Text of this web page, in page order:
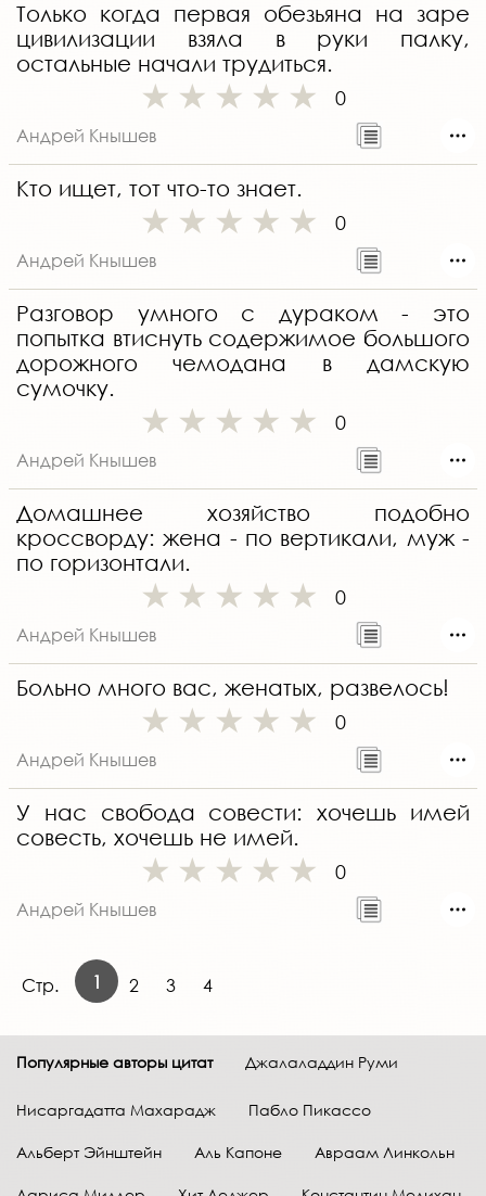
Только когда первая обезьяна на заре
цивилизации взяла в руки палку,
остальные начали трудиться.
0
Андрей Кнышев
Кто ищет, тот что-то знает.
0
Андрей Кнышев
Разговор умного с дураком - это
попытка втиснуть содержимое большого
дорожного чемодана в дамскую
сумочку.
0
Андрей Кнышев
Домашнее хозяйство подобно
кроссворду: жена - по вертикали, муж -
по горизонтали.
0
Андрей Кнышев
Больно много вас, женатых, развелось!
0
Андрей Кнышев
У нас свобода совести: хочешь имей
совесть, хочешь не имей.
0
Андрей Кнышев
Стр. 1 2 3 4
Популярные авторы цитат Джалаладдин Руми
Нисаргадатта Махарадж Пабло Пикассо
Альберт Эйнштейн Аль Капоне Авраам Линкольн